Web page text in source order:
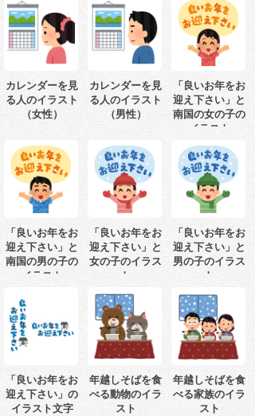
カレンダーを見
る人のイラスト
（女性）
カレンダーを見
る人のイラスト
（男性）
「良いお年をお
迎え下さい」と
南国の女の子の
イラスト
「良いお年をお
迎え下さい」と
南国の男の子の
イラスト
「良いお年をお
迎え下さい」と
女の子のイラス
ト
「良いお年をお
迎え下さい」と
男の子のイラス
ト
「良いお年をお
迎え下さい」の
イラスト文字
年越しそばを食
べる動物のイラ
スト
年越しそばを食
べる家族のイラ
スト